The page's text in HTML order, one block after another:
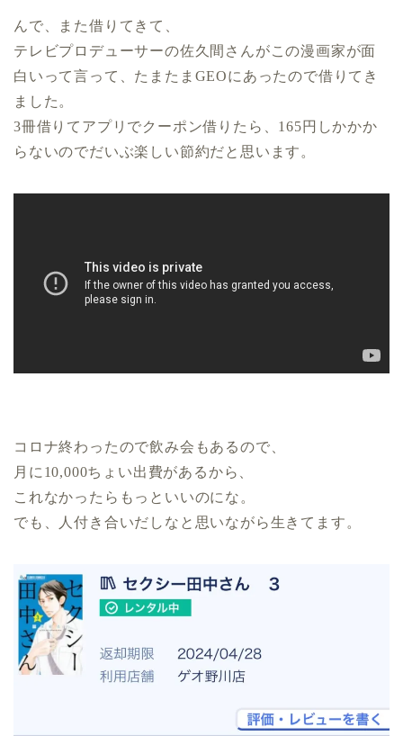
んで、また借りてきて、
テレビプロデューサーの佐久間さんがこの漫画家が面
白いって言って、たまたまGEOにあったので借りてき
ました。
3冊借りてアプリでクーポン借りたら、165円しかかか
らないのでだいぶ楽しい節約だと思います。
コロナ終わったので飲み会もあるので、
月に10,000ちょい出費があるから、
これなかったらもっといいのにな。
でも、人付き合いだしなと思いながら生きてます。